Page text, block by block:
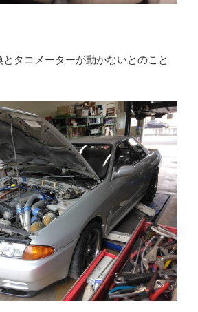
タコメーターが動かないとのこと